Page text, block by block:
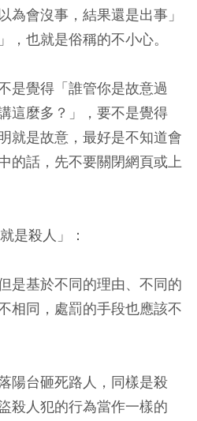
為會沒事，結果還是出事」
，也就是俗稱的不小心。
是覺得「誰管你是故意過
這麼多？」，要不是覺得
就是故意，最好是不知道會
的話，先不要關閉網頁或上
是殺人」：
是基於不同的理由、不同的
相同，處罰的手段也應該不
陽台砸死路人，同樣是殺
殺人犯的行為當作一樣的